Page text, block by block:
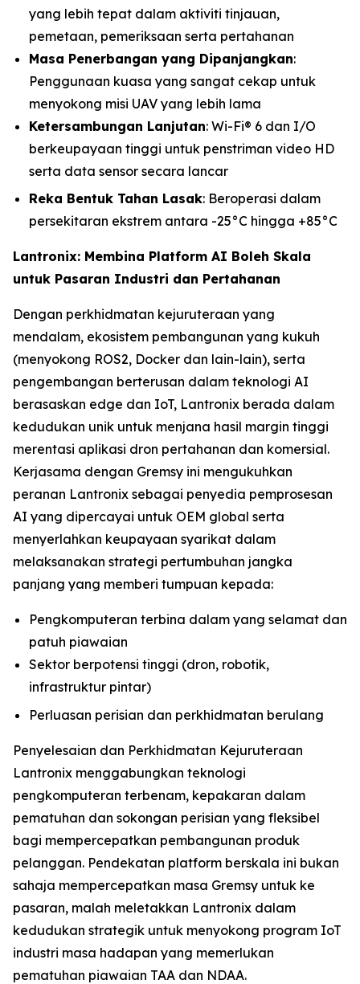
yang lebih tepat dalam aktiviti tinjauan,
pemetaan, pemeriksaan serta pertahanan
Masa Penerbangan yang Dipanjangkan:
Penggunaan kuasa yang sangat cekap untuk
menyokong misi UAV yang lebih lama
Ketersambungan Lanjutan: Wi-Fi® 6 dan I/O
berkeupayaan tinggi untuk penstriman video HD
serta data sensor secara lancar
Reka Bentuk Tahan Lasak: Beroperasi dalam
persekitaran ekstrem antara -25°C hingga +85°C
Lantronix: Membina Platform AI Boleh Skala
untuk Pasaran Industri dan Pertahanan
Dengan perkhidmatan kejuruteraan yang
mendalam, ekosistem pembangunan yang kukuh
(menyokong ROS2, Docker dan lain-lain), serta
pengembangan berterusan dalam teknologi AI
berasaskan edge dan IoT, Lantronix berada dalam
kedudukan unik untuk menjana hasil margin tinggi
merentasi aplikasi dron pertahanan dan komersial.
Kerjasama dengan Gremsy ini mengukuhkan
peranan Lantronix sebagai penyedia pemprosesan
AI yang dipercayai untuk OEM global serta
menyerlahkan keupayaan syarikat dalam
melaksanakan strategi pertumbuhan jangka
panjang yang memberi tumpuan kepada:
Pengkomputeran terbina dalam yang selamat dan
patuh piawaian
Sektor berpotensi tinggi (dron, robotik,
infrastruktur pintar)
Perluasan perisian dan perkhidmatan berulang
Penyelesaian dan Perkhidmatan Kejuruteraan
Lantronix menggabungkan teknologi
pengkomputeran terbenam, kepakaran dalam
pematuhan dan sokongan perisian yang fleksibel
bagi mempercepatkan pembangunan produk
pelanggan. Pendekatan platform berskala ini bukan
sahaja mempercepatkan masa Gremsy untuk ke
pasaran, malah meletakkan Lantronix dalam
kedudukan strategik untuk menyokong program IoT
industri masa hadapan yang memerlukan
pematuhan piawaian TAA dan NDAA.